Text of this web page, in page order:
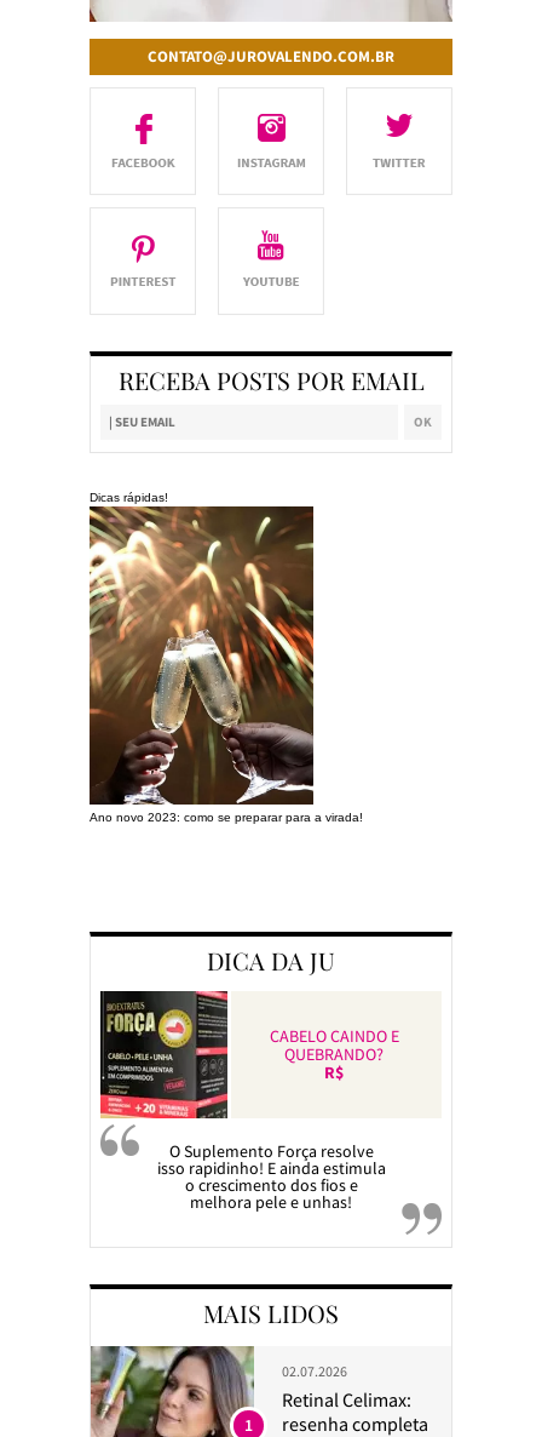
CONTATO@JUROVALENDO.COM.BR
RECEBA POSTS POR EMAIL
Dicas rápidas!
Ano novo 2023: como se preparar para a virada!
DICA DA JU
CABELO CAINDO E
QUEBRANDO?
R$
O Suplemento Força resolve
isso rapidinho! E ainda estimula
o crescimento dos fios e
melhora pele e unhas!
MAIS LIDOS
02.07.2026
Retinal Celimax:
resenha completa
1